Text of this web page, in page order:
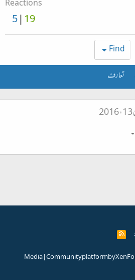
Reactions
19
5
Find
تعارف
R
S
Community platform by
|
Media